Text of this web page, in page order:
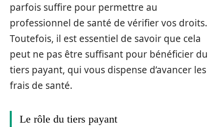
parfois suffire pour permettre au
professionnel de santé de vérifier vos droits.
Toutefois, il est essentiel de savoir que cela
peut ne pas être suffisant pour bénéficier du
tiers payant, qui vous dispense d’avancer les
frais de santé.
Le rôle du tiers payant